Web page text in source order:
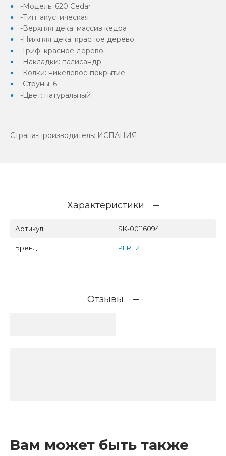
-Модель: 620 Cedar
-Тип: акустическая
-Верхняя дека: массив кедра
-Нижняя дека: красное дерево
-Гриф: красное дерево
-Накладки: палисандр
-Колки: никелевое покрытие
-Струны: 6
-Цвет: натуральный
Страна-производитель: ИСПАНИЯ
Характеристики
Артикул SK-00116094
Бренд PEREZ
Отзывы
Вам может быть также